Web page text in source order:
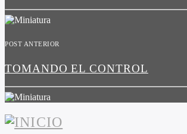
POST ANTERIOR
TOMANDO EL CONTROL